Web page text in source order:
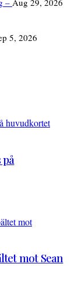
– Aug 29, 2026
5, 2026
mot Sean